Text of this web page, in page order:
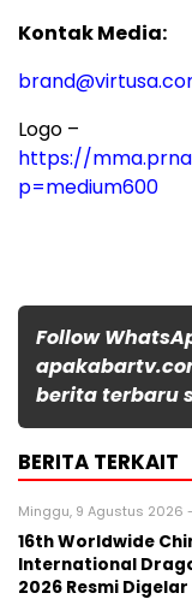
Kontak Media:
Logo –
https://
p=medium600
Follow
berita terbaru
BERITA TERKAIT
Minggu, 9 Agustus 2026 -
16th Worldwide
International
2026 Resmi Digelar